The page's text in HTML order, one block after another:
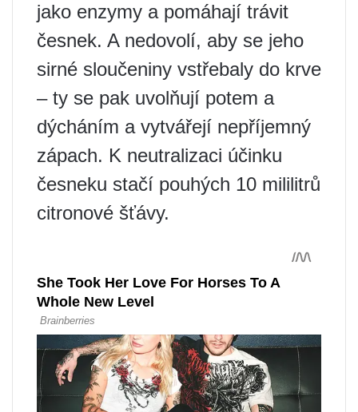
jako enzymy a pomáhají trávit
česnek. A nedovolí, aby se jeho
sirné sloučeniny vstřebaly do krve
– ty se pak uvolňují potem a
dýcháním a vytvářejí nepříjemný
zápach. K neutralizaci účinku
česneku stačí pouhých 10 mililitrů
citronové šťávy.